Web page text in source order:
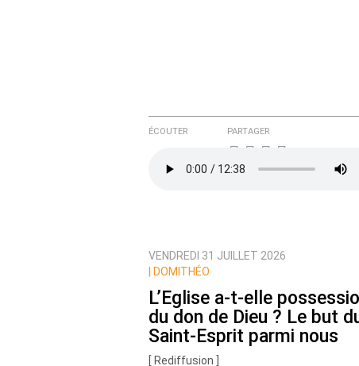
Prévenez-moi de tous les
ÉCOUTER PARTAGER
VENDREDI 31 JUILLET 2026
DOMITHÉO
L’Eglise a-t-elle
du don de Dieu ? Le but
Saint-Esprit parmi nous
[ Rediffusion ]